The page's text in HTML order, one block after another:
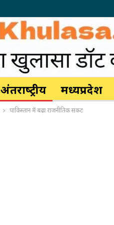
अंतर्राष्‍ट्रीय मध्यप्रदेश
पाकिस्तान में बढ़ा राजनीतिक संकट